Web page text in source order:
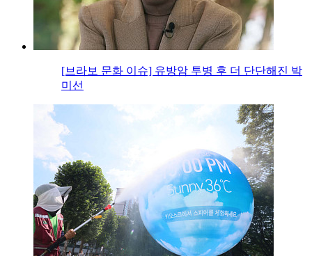
[브라보 문화 이슈] 유방암 투병 후 더 단단해진 박
미선